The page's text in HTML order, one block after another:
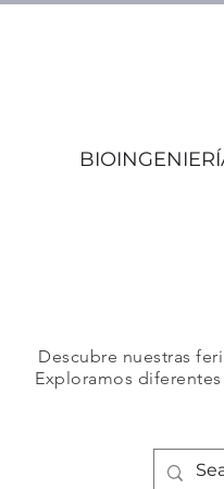
Descubre nuestras
Exploramos